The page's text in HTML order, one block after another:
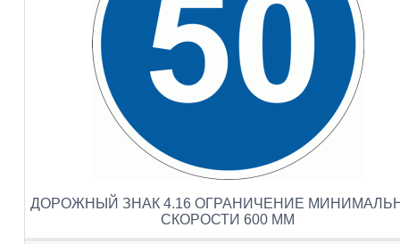
ДОРОЖНЫЙ ЗНАК 4.16 ОГРАНИЧЕНИЕ
СКОРОСТИ 600 ММ